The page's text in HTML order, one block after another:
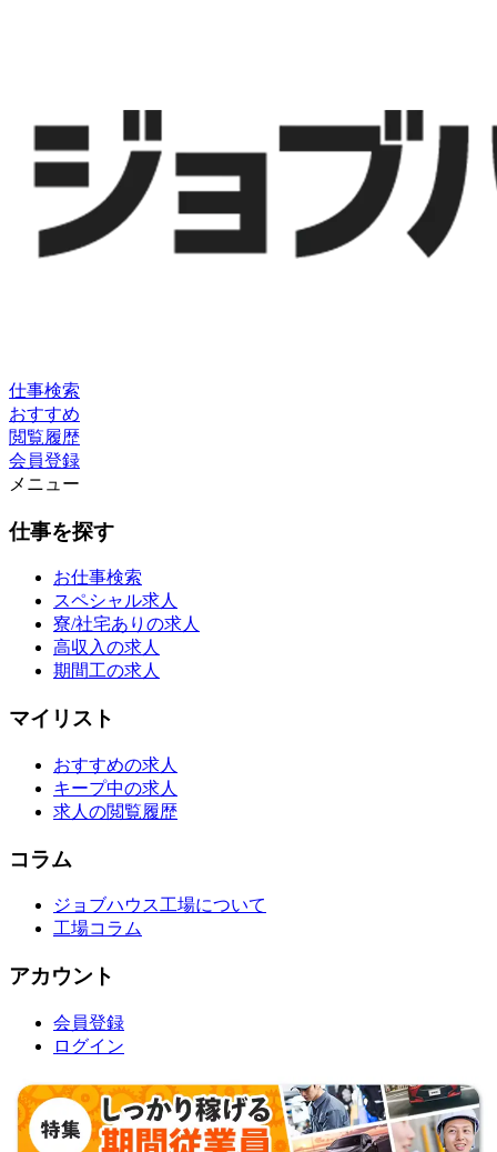
仕事検索
おすすめ
閲覧履歴
会員登録
メニュー
仕事を探す
お仕事検索
スペシャル求人
寮/社宅ありの求人
高収入の求人
期間工の求人
マイリスト
おすすめの求人
キープ中の求人
求人の閲覧履歴
コラム
ジョブハウス工場について
工場コラム
アカウント
会員登録
ログイン